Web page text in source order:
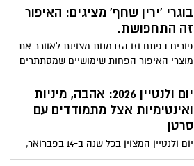
ואף עלולות להוביל לגירויי עור ודלקות עיניים.
מה עושים? חופפים ולא מחפפים. ירין שחף,
ההסברים:
בוגרי 'ירין שחף' מציגים: האיפור
זה התחפושת.
פורים בפתח וזו הזדמנות מצוינת לאוורר את
מוצרי האיפור הפחות שימושיים שמסתתרים
אצלנו במגירה לטובת יצירה איפורית מרהיבה
שתסובב ראשים. קבלו כמה דוגמאות
והסברים איך לאמץ בלי להתאמץ?
יום ולנטיין 2026: אהבה, מיניות
ואינטימיות אצל מתמודדים עם
סרטן
יום ולנטיין המצוין בכל שנה ב-14 בפברואר,
הוא חג האהבה הנחגג במדינות רבות ברחבי